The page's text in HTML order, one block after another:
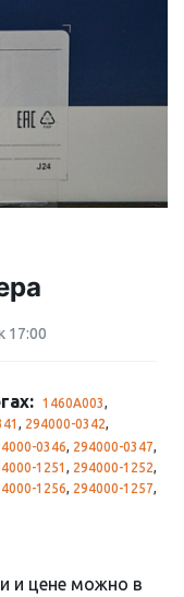
17:00
1460A003,
, 294000-0342,
0346, 294000-0347,
1251 , 294000-1252,
1256, 294000-1257,
и цене можно в